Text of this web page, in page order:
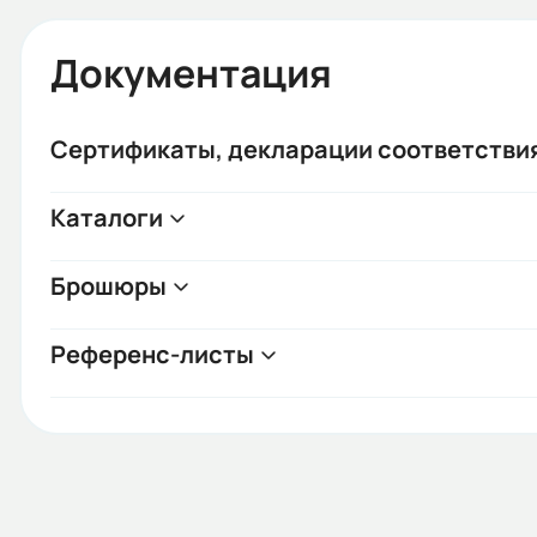
Документация
Сертификаты, декларации
Каталоги
Брошюры
Референс-листы